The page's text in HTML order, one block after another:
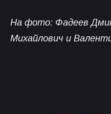
На фото: Фадеев
Михайлович и